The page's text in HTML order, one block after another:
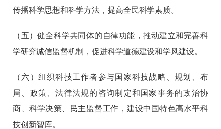
传播科学思想和科学方法，提高全民科学素质。
（五）健全科学共同体的自律功能，推动建立和完善科
学研究诚信监督机制，促进科学道德建设和学风建设。
（六）组织科技工作者参与国家科技战略、规划、布
局、政策、法律法规的咨询制定和国家事务的政治协
商、科学决策、民主监督工作，建设中国特色高水平科
技创新智库。